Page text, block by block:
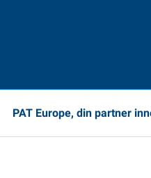
PAT Europe, din partner